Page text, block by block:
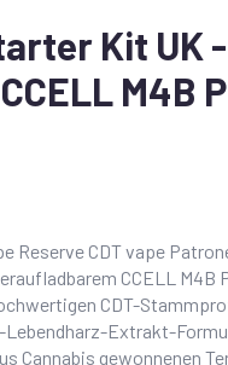
Kit UK
M4B
Reserve CDT vape
CCELL M4B
CDT-
Lebendharz-Extrakt-
Cannabis gewonnenen